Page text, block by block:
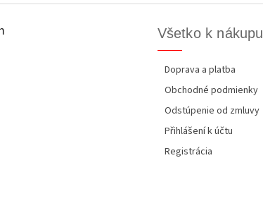
Všetko k nákupu
Doprava a platba
Obchodné podmienky
Odstúpenie od zmluvy
Přihlášení k účtu
Registrácia